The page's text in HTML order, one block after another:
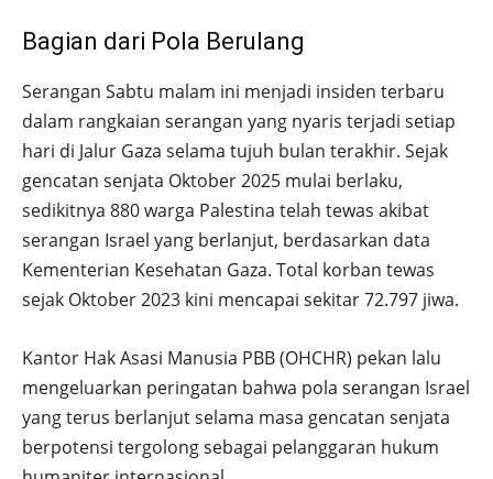
Bagian dari Pola Berulang
Serangan Sabtu malam ini menjadi insiden terbaru
dalam rangkaian serangan yang nyaris terjadi setiap
hari di Jalur Gaza selama tujuh bulan terakhir. Sejak
gencatan senjata Oktober 2025 mulai berlaku,
sedikitnya 880 warga Palestina telah tewas akibat
serangan Israel yang berlanjut, berdasarkan data
Kementerian Kesehatan Gaza. Total korban tewas
sejak Oktober 2023 kini mencapai sekitar 72.797 jiwa.
Kantor Hak Asasi Manusia PBB (OHCHR) pekan lalu
mengeluarkan peringatan bahwa pola serangan Israel
yang terus berlanjut selama masa gencatan senjata
berpotensi tergolong sebagai pelanggaran hukum